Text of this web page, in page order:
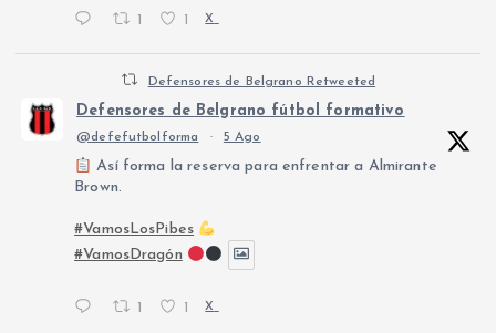
X
Defensores de Belgrano Retweeted
Defensores de Belgrano fútbol formativo
@defefutbolforma · 5 Ago
Así forma la reserva para enfrentar a Almirante
Brown.
#VamosLosPibes
#VamosDragón
1 1 X